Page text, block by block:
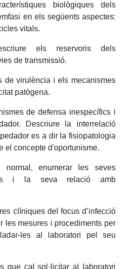
biològiques dels
en els següents aspectes:
vitals.
els reservoris dels
de transmissió.
de virulència i els mecanismes
patògena.
de defensa inespecífics i
Descriure la interrelació
es a dir la fisiopatologia
el concepte d'oportunisme.
enumerar les seves
i la seva relació amb
clíniques del focus d’infecció
les mesures i procediments per
les al laboratori pel seu
que cal sol·licitar al laboratori